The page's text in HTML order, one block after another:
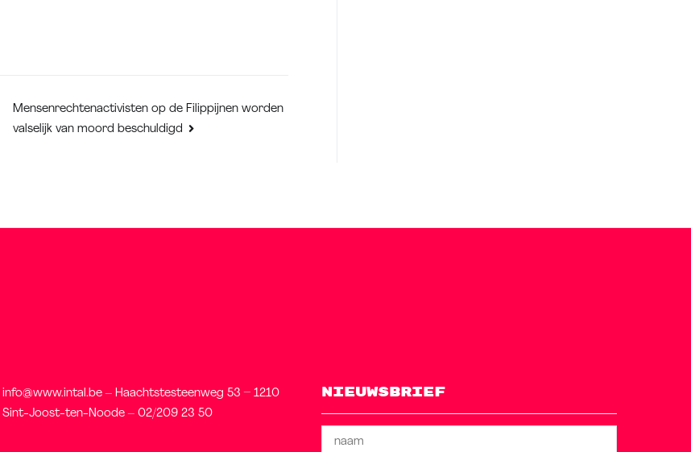
Mensenrechtenactivisten op de Filippijnen worden
valselijk van moord beschuldigd
info@www.intal.be – Haachtstesteenweg 53 – 1210
Sint-Joost-ten-Noode – 02/209 23 50
Nieuwsbrief